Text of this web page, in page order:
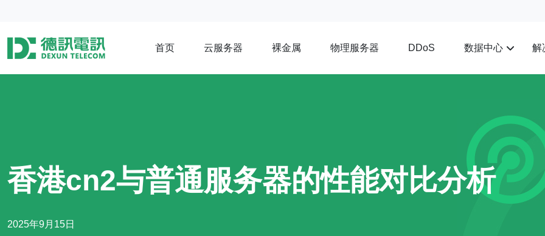
首页 云服务器 裸金属 物理服务器 DDoS 数据中心 解
香港cn2与普通服务器的性能对比分析
2025年9月15日